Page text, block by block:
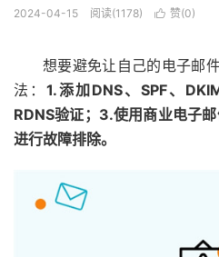
2024-04-15 阅读(1178)  赞(0)
想要避免让自己的电子邮
法： 1.添加DNS、SPF、
RDNS验证；3.使用商业电子
进行故障排除。